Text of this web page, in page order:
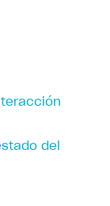
del